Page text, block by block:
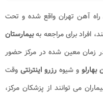
راه آهن تهران واقع شده و تحت
افراد برای مراجعه بهبیمارستان
زمان معین شده در مرکز حضور
و شیوه رزرو اینترنتی وقت
می توانند از پزشکان مرکز،